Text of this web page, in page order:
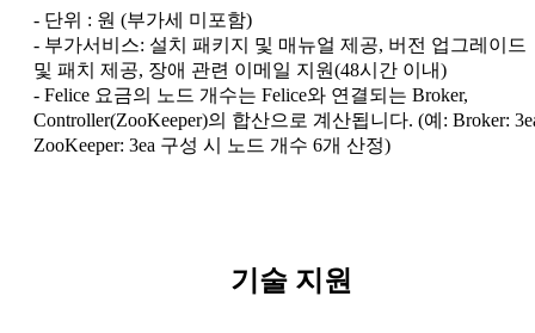
- 단위 : 원 (부가세 미포함)
- 부가서비스: 설치 패키지 및 매뉴얼 제공, 버전 업그레이드
및 패치 제공, 장애 관련 이메일 지원(48시간 이내)
- Felice 요금의 노드 개수는 Felice와 연결되는 Broker,
Controller(ZooKeeper)의 합산으로 계산됩니다. (예: Broker:
ZooKeeper: 3ea 구성 시 노드 개수 6개 산정)
기술 지원